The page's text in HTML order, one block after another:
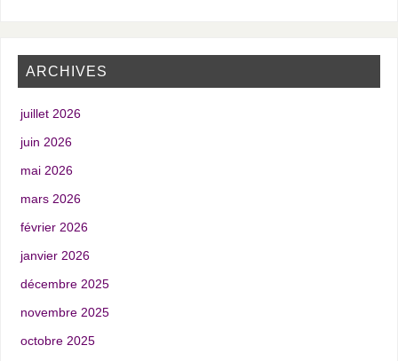
ARCHIVES
juillet 2026
juin 2026
mai 2026
mars 2026
février 2026
janvier 2026
décembre 2025
novembre 2025
octobre 2025